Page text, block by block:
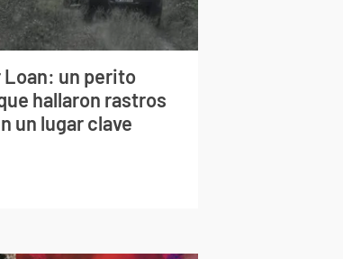
un perito
hallaron rastros
un lugar clave